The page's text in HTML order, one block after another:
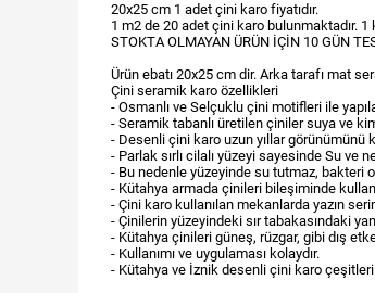
20x25 cm 1 adet çini karo fiyatıdır.
1 m2 de 20 adet çini karo bulunmaktadır. 1
STOKTA OLMAYAN ÜRÜN İÇİN 10 GÜN
Ürün ebatı 20x25 cm dir. Arka tarafı mat
Çini seramik karo özellikleri
- Osmanlı ve Selçuklu çini motifleri ile
- Seramik tabanlı üretilen çiniler suya ve
- Desenli çini karo uzun yıllar görünümünü
- Parlak sırlı cilalı yüzeyi sayesinde Su ve
- Bu nedenle yüzeyinde su tutmaz, bakteri
- Kütahya armada çinileri bileşiminde
- Çini karo kullanılan mekanlarda yazın
- Çinilerin yüzeyindeki sır tabakasındaki
- Kütahya çinileri güneş, rüzgar, gibi dış
- Kullanımı ve uygulaması kolaydır.
- Kütahya ve İznik desenli çini karo